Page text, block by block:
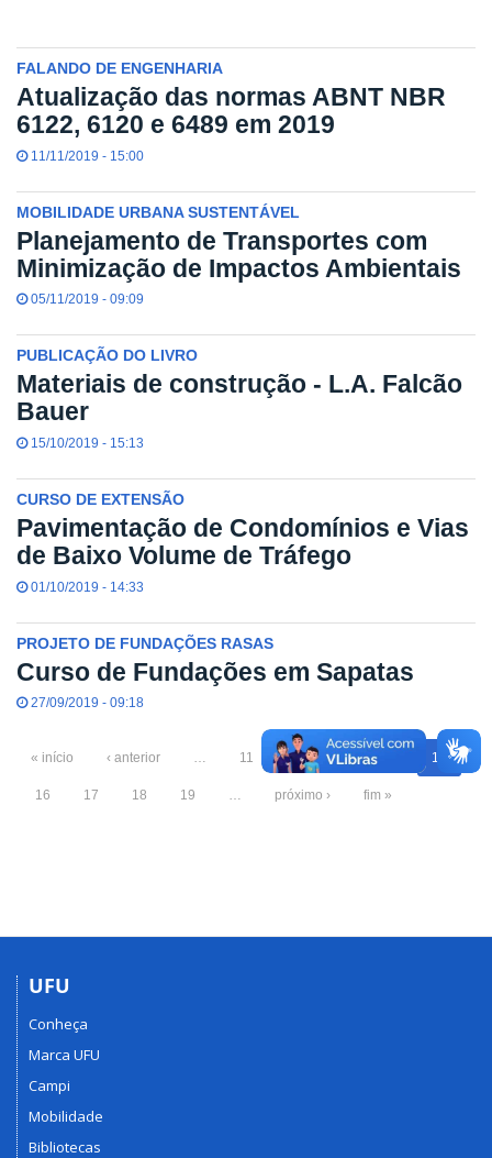
FALANDO DE ENGENHARIA
Atualização das normas ABNT NBR
6122, 6120 e 6489 em 2019
11/11/2019 - 15:00
MOBILIDADE URBANA SUSTENTÁVEL
Planejamento de Transportes com
Minimização de Impactos Ambientais
05/11/2019 - 09:09
PUBLICAÇÃO DO LIVRO
Materiais de construção - L.A. Falcão
Bauer
15/10/2019 - 15:13
CURSO DE EXTENSÃO
Pavimentação de Condomínios e Vias
de Baixo Volume de Tráfego
01/10/2019 - 14:33
PROJETO DE FUNDAÇÕES RASAS
Curso de Fundações em Sapatas
27/09/2019 - 09:18
« início ‹ anterior … 11 12 13 15
16 17 18 19 … próximo › fim »
UFU
Conheça
Marca UFU
Campi
Mobilidade
Bibliotecas